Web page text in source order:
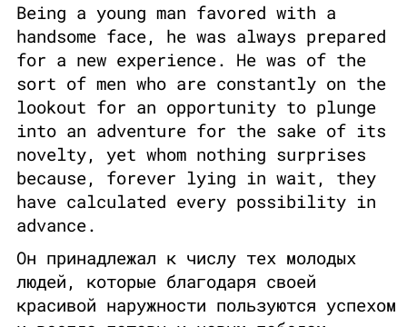
Being a young man favored with a
handsome face, he was always prepared
for a new experience. He was of the
sort of men who are constantly on the
lookout for an opportunity to plunge
into an adventure for the sake of its
novelty, yet whom nothing surprises
because, forever lying in wait, they
have calculated every possibility in
advance.
Он принадлежал к числу тех молодых
людей, которые благодаря своей
красивой наружности пользуются успехом